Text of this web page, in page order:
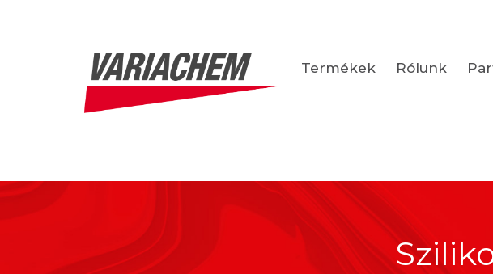
Termékek Rólunk